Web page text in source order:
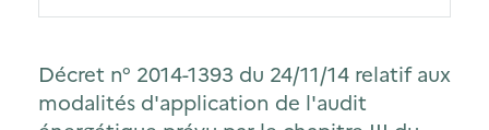
Décret n° 2014-1393 du 24/11/14 relatif aux
modalités d'application de l'audit